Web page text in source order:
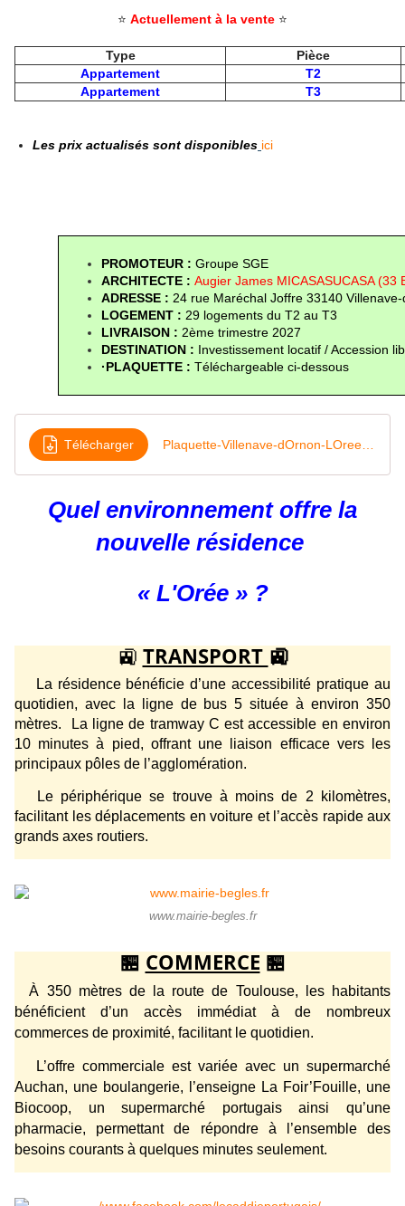
⭐ Actuellement à la vente ⭐
Type
Pièce
Appartement
T2
Appartement
T3
Les prix actualisés sont disponibles ici
PROMOTEUR : Groupe SGE
ARCHITECTE : Augier James MICASASUCASA (33
ADRESSE : 24 rue Maréchal Joffre 33140
LOGEMENT : 29 logements du T2 au T3
LIVRAISON : 2ème trimestre 2027
DESTINATION : Investissement locatif / Accession
·PLAQUETTE : Téléchargeable ci-dessous
Télécharger
Quel environnement offre la
nouvelle résidence
« L'Orée » ?
🚉 TRANSPORT 🚉
La résidence bénéficie d’une accessibilité pratique au
quotidien, avec la ligne de bus 5 située à environ 350
mètres.
La ligne de tramway C est accessible en environ
10 minutes à pied, offrant une liaison efficace vers les
principaux pôles de l’agglomération.
Le périphérique se trouve à moins de 2 kilomètres,
facilitant les déplacements en voiture et l’accès rapide aux
grands axes routiers.
www.mairie-begles.fr
🏪 COMMERCE 🏪
À 350 mètres de la route de Toulouse, les habitants
bénéficient d’un accès immédiat à de nombreux
commerces de proximité, facilitant le quotidien.
L’offre commerciale est variée avec un supermarché
Auchan, une boulangerie, l’enseigne La Foir’Fouille, une
Biocoop, un supermarché portugais ainsi qu’une
pharmacie, permettant de répondre à l’ensemble des
besoins courants à quelques minutes seulement.